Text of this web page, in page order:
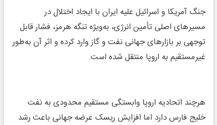
جنگ آمریکا و اسرائیل علیه ایران با ایجاد اختلال در
مسیرهای اصلی تأمین انرژی، به‌ویژه تنگه هرمز، فشار قابل
توجهی بر بازارهای جهانی نفت و گاز وارد کرده و اثر آن به‌طور
غیرمستقیم به اروپا منتقل شده است.
هرچند اتحادیه اروپا وابستگی مستقیم محدودی به نفت
خلیج فارس دارد اما افزایش ریسک عرضه جهانی باعث رشد